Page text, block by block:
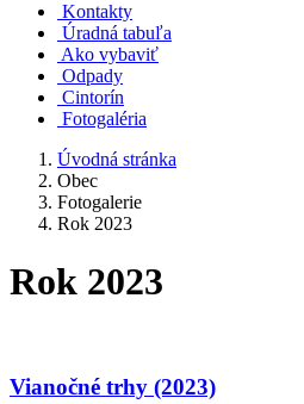
Kontakty
Úradná tabuľa
Ako vybaviť
Odpady
Cintorín
Fotogaléria
Úvodná stránka
Obec
Fotogalerie
Rok 2023
Rok 2023
Vianočné trhy (2023)